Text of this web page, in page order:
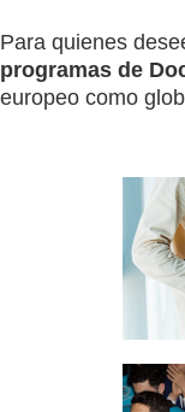
Para quienes
programas de
europeo como